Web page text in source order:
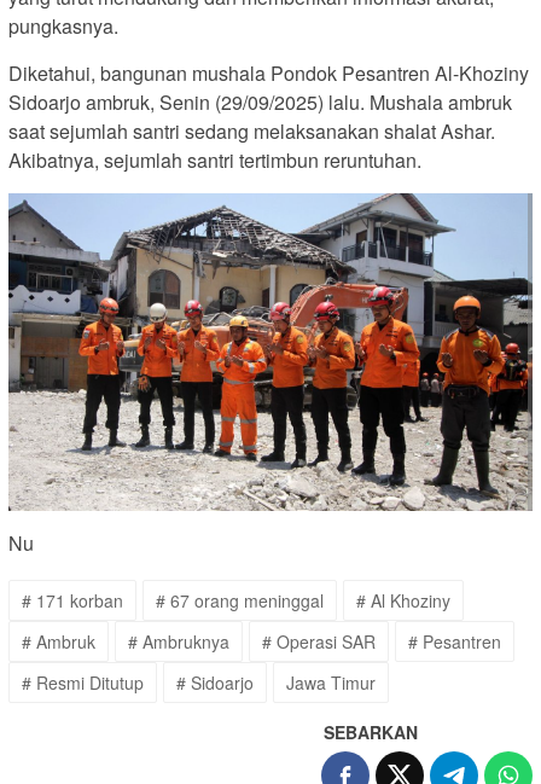
pungkasnya.
Diketahui, bangunan mushala Pondok Pesantren Al-Khoziny
Sidoarjo ambruk, Senin (29/09/2025) lalu. Mushala ambruk
saat sejumlah santri sedang melaksanakan shalat Ashar.
Akibatnya, sejumlah santri tertimbun reruntuhan.
Nu
# 171 korban # 67 orang meninggal
# Al Khoziny
# Ambruk
# Ambruknya # Operasi SAR
# Pesantren
# Resmi Ditutup
# Sidoarjo Jawa Timur
SEBARKAN